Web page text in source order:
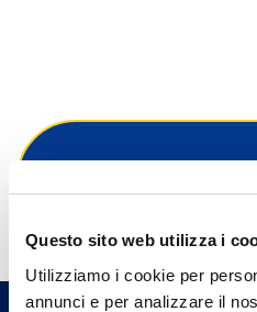
Questo sito web utilizza i
Utilizziamo i cookie per
annunci e per analizzare il
Hai bisogno di
informazioni?
Trova l'Agenzia più
un nostro Agente.